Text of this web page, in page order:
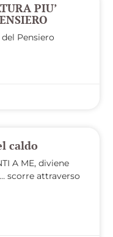
PIU’
Pensiero
caldo
A ME, diviene
scorre attraverso